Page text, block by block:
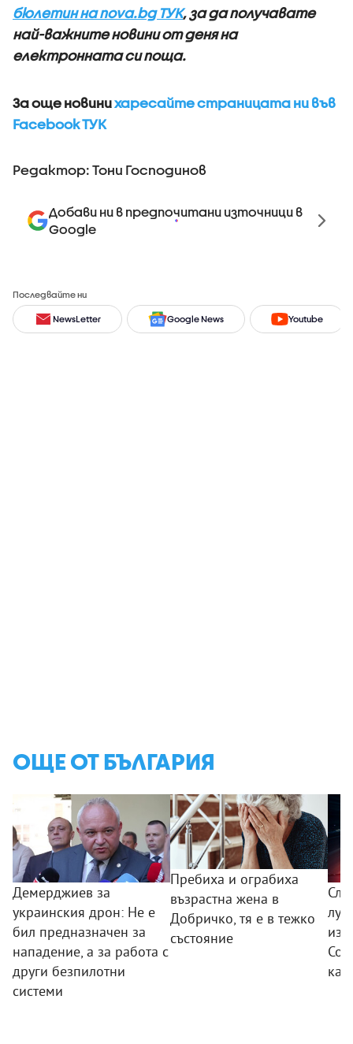
бюлетин на nova.bg ТУК, за да получавате
най-важните новини от деня на
електронната си поща.
За още новинихаресайте страницата ни във
Facebook ТУК
Редактор: Тони Господинов
Добави ни в предпочитани източници в
Google
Последвайте ни
NewsLetter Google News Youtube
ОЩЕ ОТ БЪЛГАРИЯ
Демерджиев за
украинския дрон: Не е
бил предназначен за
нападение, а за работа с
други безпилотни
системи
Пребиха и ограбиха
възрастна жена в
Добричко, тя е в тежко
състояние